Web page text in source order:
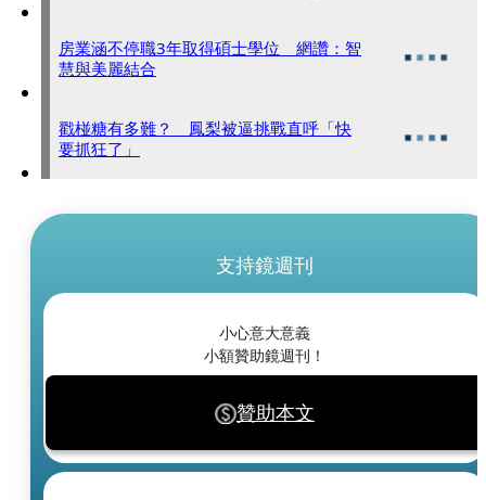
房業涵不停職3年取得碩士學位 網讚：智
慧與美麗結合
戳椪糖有多難？ 鳳梨被逼挑戰直呼「快
要抓狂了」
支持鏡週刊
小心意大意義
小額贊助鏡週刊！
贊助本文